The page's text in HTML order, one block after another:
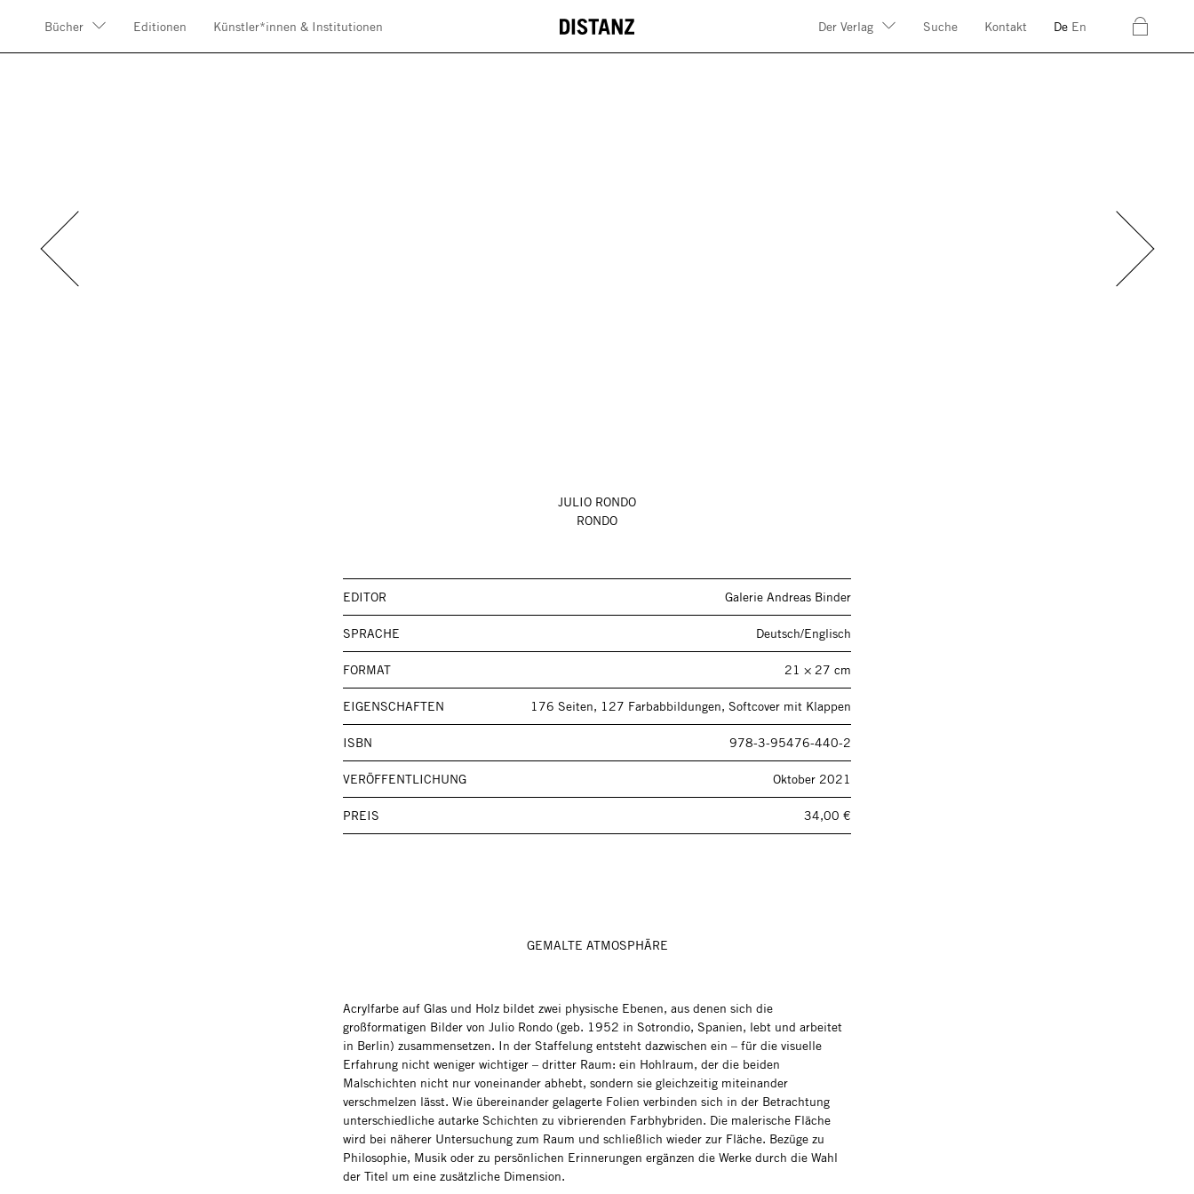
Bücher
Editionen Künstler*innen & Institutionen Der Verlag Suche Kontakt De En c
JULIO RONDO
RONDO
EDITOR Galerie Andreas Binder
SPRACHE Deutsch/Englisch
FORMAT 21 × 27 cm
EIGENSCHAFTEN 176 Seiten, 127 Farbabbildungen, Softcover mit Klappen
ISBN 978-3-95476-440-2
VERÖFFENTLICHUNG Oktober 2021
PREIS 34,00 €
GEMALTE ATMOSPHÄRE
Acrylfarbe auf Glas und Holz bildet zwei physische Ebenen, aus denen sich die
großformatigen Bilder von Julio Rondo (geb. 1952 in Sotrondio, Spanien, lebt und arbeitet
in Berlin) zusammensetzen. In der Staffelung entsteht dazwischen ein – für die visuelle
Erfahrung nicht weniger wichtiger – dritter Raum: ein Hohlraum, der die beiden
Malschichten nicht nur voneinander abhebt, sondern sie gleichzeitig miteinander
verschmelzen lässt. Wie übereinander gelagerte Folien verbinden sich in der Betrachtung
unterschiedliche autarke Schichten zu vibrierenden Farbhybriden. Die malerische Fläche
wird bei näherer Untersuchung zum Raum und schließlich wieder zur Fläche. Bezüge zu
Philosophie, Musik oder zu persönlichen Erinnerungen ergänzen die Werke durch die Wahl
der Titel um eine zusätzliche Dimension.